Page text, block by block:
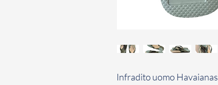
Infradito uomo Havaianas